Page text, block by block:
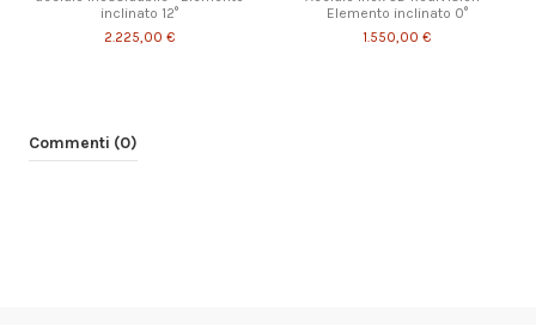
inclinato 12°
2.225,00 €
Elemento inclinato 0°
1.550,00 €
Commenti (0)